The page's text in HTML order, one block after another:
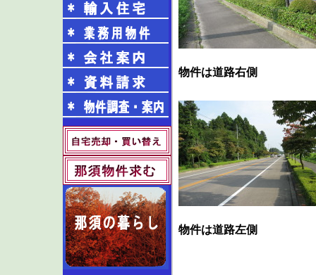
物件は道路右側
物件は道路左側